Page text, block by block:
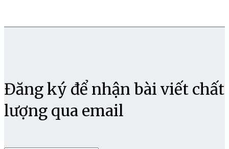
Đăng ký để nhận bài viết chất
lượng qua email